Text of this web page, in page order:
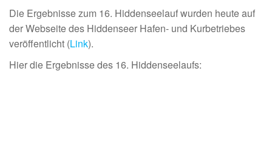
Die Ergebnisse zum 16. Hiddenseelauf wurden heute auf
der Webseite des Hiddenseer Hafen- und Kurbetriebes
veröffentlicht (Link).
Hier die Ergebnisse des 16. Hiddenseelaufs: